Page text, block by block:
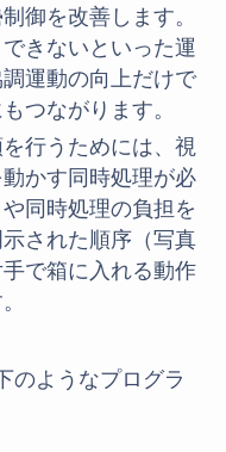
御を改善します。
きないといった運
運動の向上だけで
つながります。
行うためには、視
かす同時処理が必
同時処理の負担を
された順序（写真
で箱に入れる動作
のようなプログラ